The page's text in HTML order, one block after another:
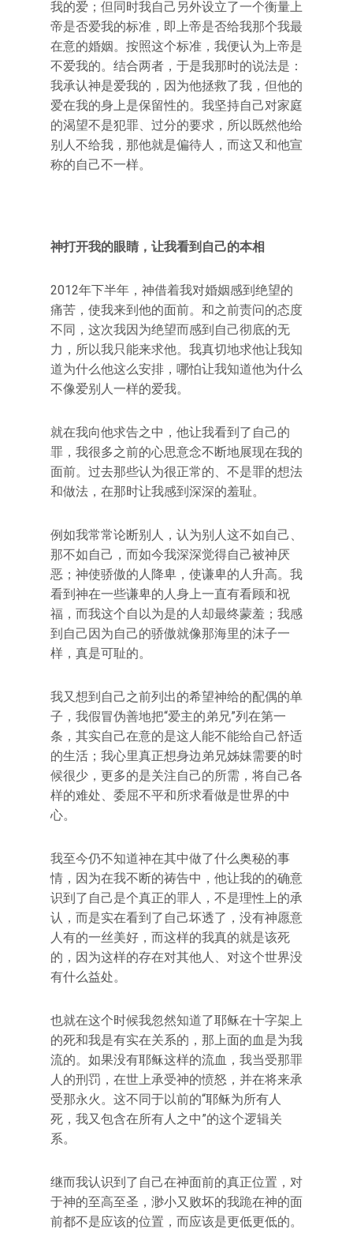
我的爱；但同时我自己另外设立了一个衡量上
帝是否爱我的标准，即上帝是否给我那个我最
在意的婚姻。按照这个标准，我便认为上帝是
不爱我的。结合两者，于是我那时的说法是：
我承认神是爱我的，因为他拯救了我，但他的
爱在我的身上是保留性的。我坚持自己对家庭
的渴望不是犯罪、过分的要求，所以既然他给
别人不给我，那他就是偏待人，而这又和他宣
称的自己不一样。
神打开我的眼睛，让我看到自己的本相
2012年下半年，神借着我对婚姻感到绝望的
痛苦，使我来到他的面前。和之前责问的态度
不同，这次我因为绝望而感到自己彻底的无
力，所以我只能来求他。我真切地求他让我知
道为什么他这么安排，哪怕让我知道他为什么
不像爱别人一样的爱我。
就在我向他求告之中，他让我看到了自己的
罪，我很多之前的心思意念不断地展现在我的
面前。过去那些认为很正常的、不是罪的想法
和做法，在那时让我感到深深的羞耻。
例如我常常论断别人，认为别人这不如自己、
那不如自己，而如今我深深觉得自己被神厌
恶；神使骄傲的人降卑，使谦卑的人升高。我
看到神在一些谦卑的人身上一直有看顾和祝
福，而我这个自以为是的人却最终蒙羞；我感
到自己因为自己的骄傲就像那海里的沫子一
样，真是可耻的。
我又想到自己之前列出的希望神给的配偶的单
子，我假冒伪善地把“爱主的弟兄”列在第一
条，其实自己在意的是这人能不能给自己舒适
的生活；我心里真正想身边弟兄姊妹需要的时
候很少，更多的是关注自己的所需，将自己各
样的难处、委屈不平和所求看做是世界的中
心。
我至今仍不知道神在其中做了什么奥秘的事
情，因为在我不断的祷告中，他让我的的确意
识到了自己是个真正的罪人，不是理性上的承
认，而是实在看到了自己坏透了，没有神愿意
人有的一丝美好，而这样的我真的就是该死
的，因为这样的存在对其他人、对这个世界没
有什么益处。
也就在这个时候我忽然知道了耶稣在十字架上
的死和我是有实在关系的，那上面的血是为我
流的。如果没有耶稣这样的流血，我当受那罪
人的刑罚，在世上承受神的愤怒，并在将来承
受那永火。这不同于以前的“耶稣为所有人
死，我又包含在所有人之中”的这个逻辑关
系。
继而我认识到了自己在神面前的真正位置，对
于神的至高至圣，渺小又败坏的我跪在神的面
前都不是应该的位置，而应该是更低更低的。